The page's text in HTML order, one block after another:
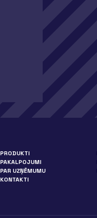
PRODUKTI
PAKALPOJUMI
PAR UZŅĒMUMU
KONTAKTI